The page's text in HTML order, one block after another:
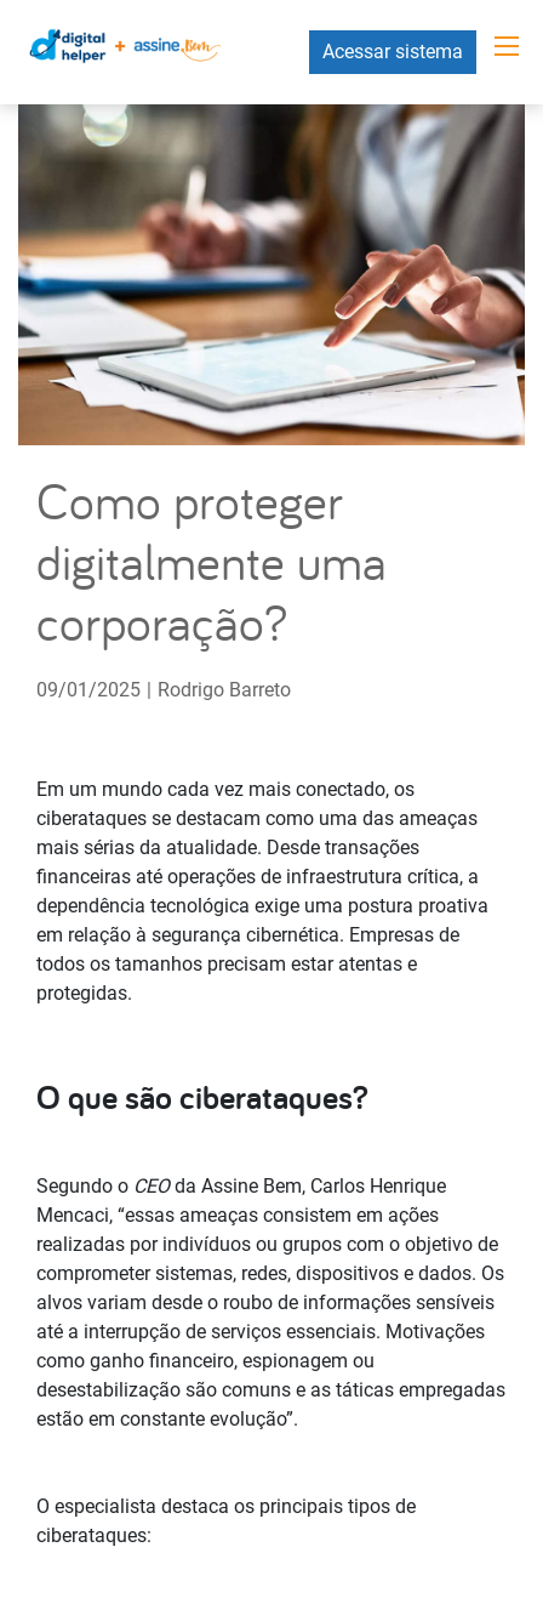
Acessar sistema
Como proteger
digitalmente uma
corporação?
09/01/2025 | Rodrigo Barreto
Em um mundo cada vez mais conectado, os
ciberataques se destacam como uma das ameaças
mais sérias da atualidade. Desde transações
financeiras até operações de infraestrutura crítica, a
dependência tecnológica exige uma postura proativa
em relação à segurança cibernética. Empresas de
todos os tamanhos precisam estar atentas e
protegidas.
O que são ciberataques?
Segundo o CEOda Assine Bem, Carlos Henrique
Mencaci, “essas ameaças consistem em ações
realizadas por indivíduos ou grupos com o objetivo de
comprometer sistemas, redes, dispositivos e dados. Os
alvos variam desde o roubo de informações sensíveis
até a interrupção de serviços essenciais. Motivações
como ganho financeiro, espionagem ou
desestabilização são comuns e as táticas empregadas
estão em constante evolução”.
O especialista destaca os principais tipos de
ciberataques: